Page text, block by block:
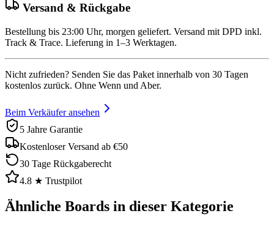
Versand & Rückgabe
Bestellung bis 23:00 Uhr, morgen geliefert. Versand mit DPD inkl.
Track & Trace. Lieferung in 1–3 Werktagen.
Nicht zufrieden? Senden Sie das Paket innerhalb von 30 Tagen
kostenlos zurück. Ohne Wenn und Aber.
Beim Verkäufer ansehen
5 Jahre Garantie
Kostenloser Versand ab €50
30 Tage Rückgaberecht
4.8 ★ Trustpilot
Ähnliche Boards in dieser Kategorie